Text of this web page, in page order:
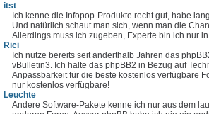
itst
Ich kenne die Infopop-Produkte recht gut, habe
Und natürlich schaut man sich, wenn man die
Allerdings muss ich zugeben, Experte bin ich nur
Rici
Ich nutze bereits seit anderthalb Jahren das
vBulletin3. Ich halte das phpBB2 in Bezug auf
Anpassbarkeit für die beste kostenlos verfügbare
nur kostenlos verfügbare!
Leuchte
Andere Software-Pakete kenne ich nur aus dem